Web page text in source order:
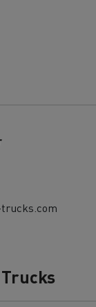
trucks.com